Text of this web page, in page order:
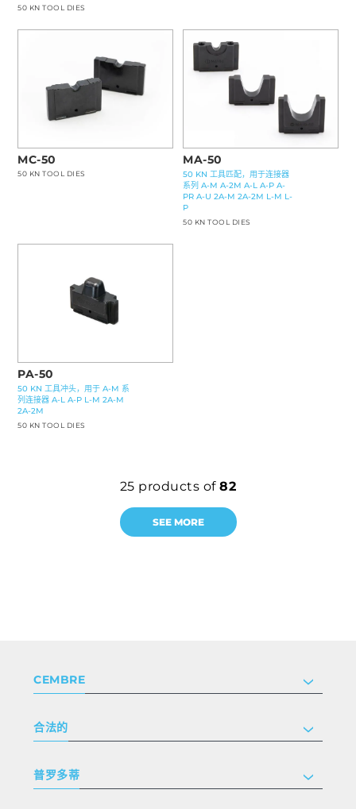
50 KN TOOL DIES
MC-50
50 KN TOOL DIES
MA-50
50 KN 工具匹配，用于连接器
系列 A-M A-2M A-L A-P A-
PR A-U 2A-M 2A-2M L-M L-
P
50 KN TOOL DIES
PA-50
50 KN 工具冲头，用于 A-M 系
列连接器 A-L A-P L-M 2A-M
2A-2M
50 KN TOOL DIES
25 products of82
SEE MORE
CEMBRE
公司
投资者关系
合法的
隐私和 cookie 政策
条款和条件
普罗多蒂